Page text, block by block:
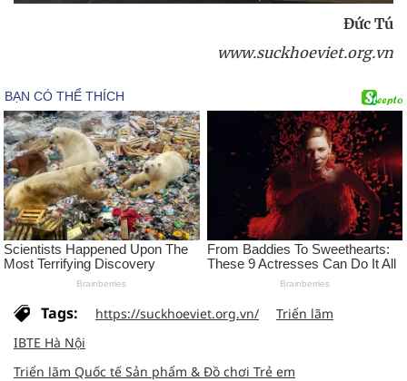
Đức Tú
www.suckhoeviet.org.vn
Tags: https://suckhoeviet.org.vn/
Triển lãm
IBTE Hà Nội
Triển lãm Quốc tế Sản phẩm & Đồ chơi Trẻ em